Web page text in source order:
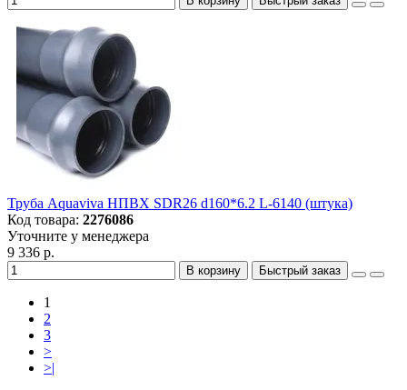
Труба Aquaviva НПВХ SDR26 d160*6.2 L-6140 (штука)
Код товара: 2276086
Уточните у менеджера
9 336 р.
В корзину Быстрый заказ
1
2
3
>
>|